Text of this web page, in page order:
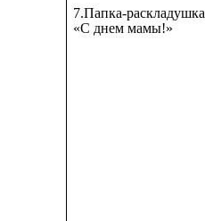
7.Папка-раскладушка
«С днем мамы!»